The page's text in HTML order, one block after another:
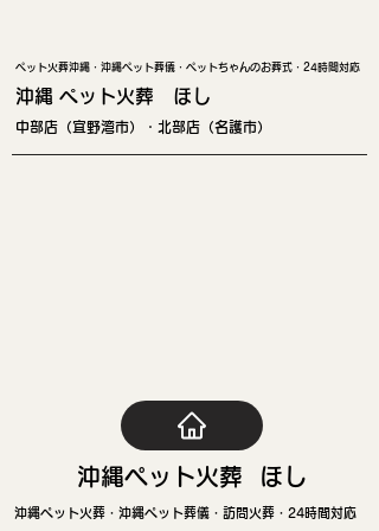
ペット火葬沖縄・沖縄ペット葬儀・ペットちゃんのお葬式・24時間対応
沖縄 ペット火葬 ほし
中部店（宜野湾市）・北部店（名護市）
​沖縄ペット火葬 ほし
​沖縄ペット火葬・沖縄ペット葬儀・訪問火葬・24時間対応